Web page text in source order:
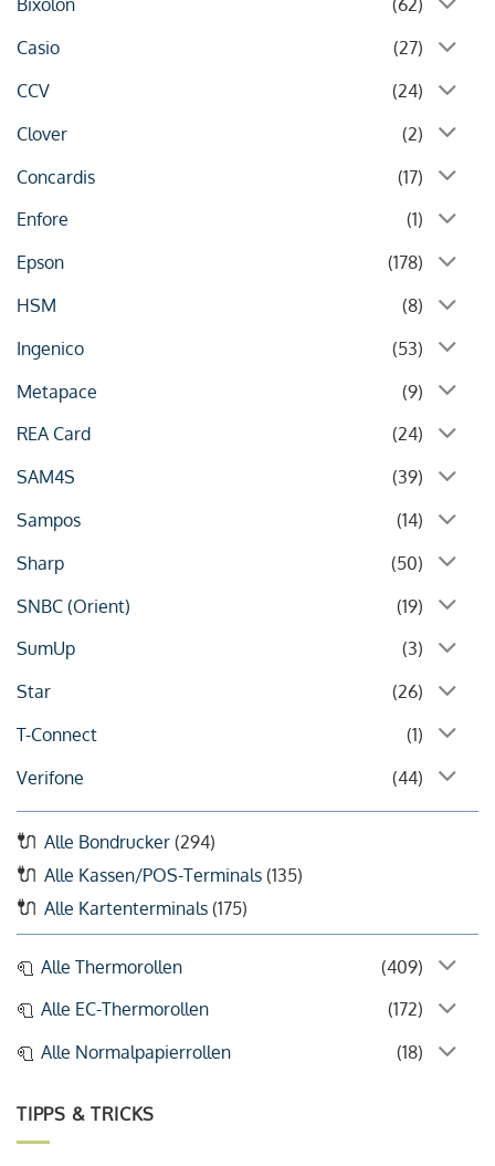
Bixolon
(62)
Casio
(27)
CCV
(24)
Clover
(2)
Concardis
(17)
Enfore
(1)
Epson
(178)
HSM
(8)
Ingenico
(53)
Metapace
(9)
REA Card
(24)
SAM4S
(39)
Sampos
(14)
Sharp
(50)
SNBC (Orient)
(19)
SumUp
(3)
Star
(26)
T-Connect
(1)
Verifone
(44)
Alle Bondrucker (294)
Alle Kassen/POS-Terminals (135)
Alle Kartenterminals (175)
Alle Thermorollen
(409)
Alle EC-Thermorollen
(172)
Alle Normalpapierrollen
(18)
TIPPS & TRICKS